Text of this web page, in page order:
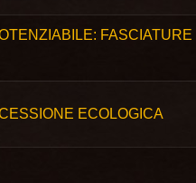
FASCIATURE
ECOLOGICA